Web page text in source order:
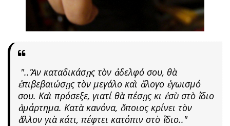
"..Ἂν καταδικάσῃς τὸν ἀδελφό σου, θὰ
ἐπιβεβαιώσῃς τὸν μεγάλο καὶ ἄλογο ἐγωισμό
σου. Καὶ πρόσεξε, γιατί θὰ πέσῃς κι ἐσὺ στὸ ἴδιο
ἁμάρτημα. Κατὰ κανόνα, ὅποιος κρίνει τὸν
ἄλλον γιὰ κάτι, πέφτει κατόπιν στὸ ἴδιο.."